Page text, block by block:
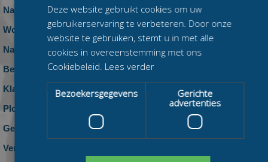
Naam:
Wim Westerveld
Woonplaats:
Nationaliteit:
Nederland
Beennummer:
Klasse:
Ploeg:
Geboren:
Vereniging:
Deze website gebruikt cookies om uw
gebruikerservaring te verbeteren. Door onze
website te gebruiken, stemt u in met alle
cookies in overeenstemming met ons
Cookiebeleid. Lees verder
Bezoekersgegevens
Gerichte
advertenties